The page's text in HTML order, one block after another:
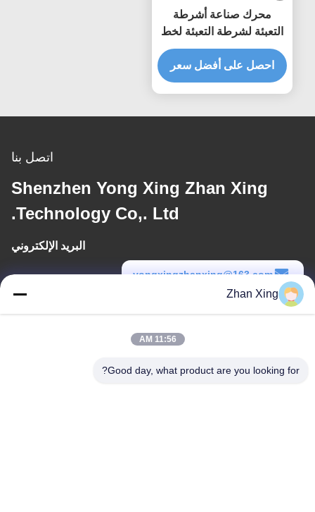
محرك صناعة أشرطة
التعبئة لشرطة التعبئة لخط
إنتاج الطحن
احصل على أفضل سعر
اتصل بنا
Shenzhen Yong Xing Zhan Xing
Technology Co,. Ltd.
البريد الإلكتروني
yongxingzhanxing@163.com
Zhan Xing
11:56 AM
Good day, what product are you looking for?